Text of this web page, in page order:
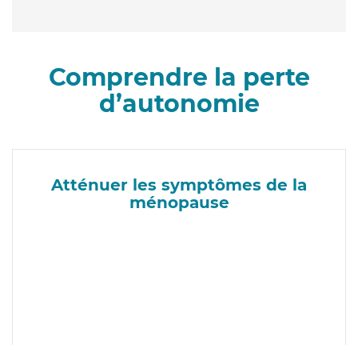
Comprendre la perte
d’autonomie
Atténuer les symptômes de la
ménopause